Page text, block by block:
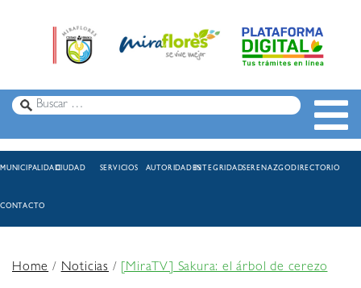
MUNICIPALIDADCIUDAD SERVICIOS AUTORIDADESINTEGRIDADSERENAZGODIRECTORIO
CONTACTO
Home/Noticias / [MiraTV] Sakura: el árbol de cerezo